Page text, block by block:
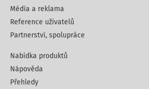
Média a reklama
Reference uživatelů
Partnerství, spolupráce
Nabídka produktů
Nápověda
Přehledy